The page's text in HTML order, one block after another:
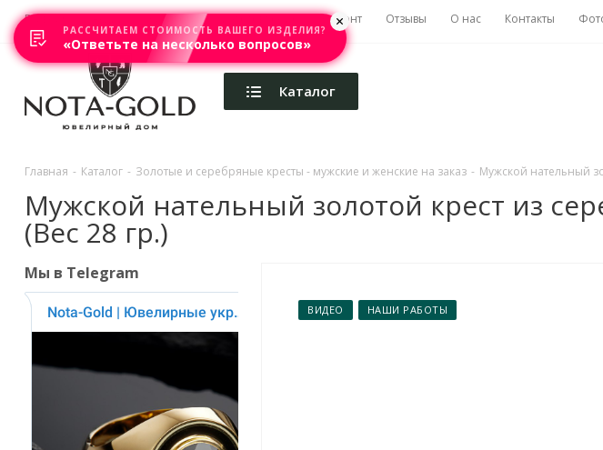
Главная Акции Каталоги Изготовление Ремонт Отзывы О нас Контакты
Каталог
Главная - Каталог - Золотые и серебряные кресты - мужские и женские на заказ - Мужской нательный
Мужской нательный золотой крест из
(Вес 28 гр.)
ВИДЕО НАШИ РАБОТЫ
Мы в Telegram
РАССЧИТАЕМ СТОИМОСТЬ ВАШЕГО ИЗДЕЛИЯ?
«Ответьте на несколько вопросов»